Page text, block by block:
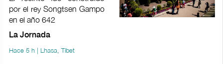
por el rey Songtsen Gampo
en el año 642
La Jornada
Hace 5 h | Lhasa, Tíbet